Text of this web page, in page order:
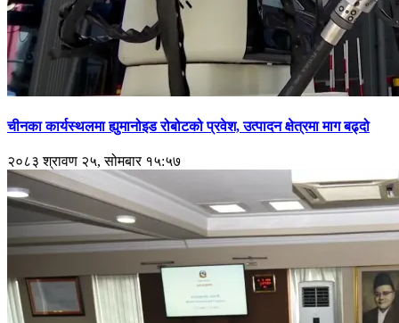
चीनका कार्यस्थलमा ह्युमानोइड रोबोटको प्रवेश, उत्पादन क्षेत्रमा माग बढ्दो
२०८३ श्रावण २५, सोमबार १५:५७